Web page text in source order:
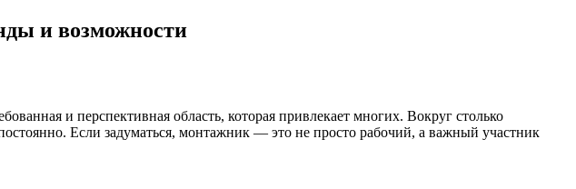
и возможности
и перспективная область, которая привлекает многих. Вокруг столько
Если задуматься, монтажник — это не просто рабочий, а важный участник